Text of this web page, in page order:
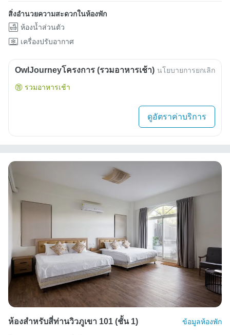
สิ่งอำนวยความสะดวกในห้องพัก
ห้องน้ำส่วนตัว
เครื่องปรับอากาศ
OwlJourneyโครงการ (รวมอาหารเช้า) นโยบายการยกเลิก
รวมอาหารเช้า
ดูอัตราค่าบริการ
ห้องสำหรับสี่ท่านวิวภูเขา 101 (ชั้น 1) ข้อมูลห้องพัก